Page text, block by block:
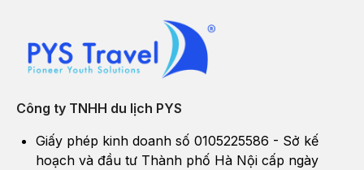
Công ty TNHH du lịch PYS
Giấy phép kinh doanh số 0105225586 - Sở kế
hoạch và đầu tư Thành phố Hà Nội cấp ngày